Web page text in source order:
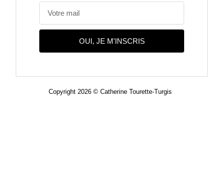
OUI, JE M'INSCRIS
Copyright 2026 © Catherine Tourette-Turgis